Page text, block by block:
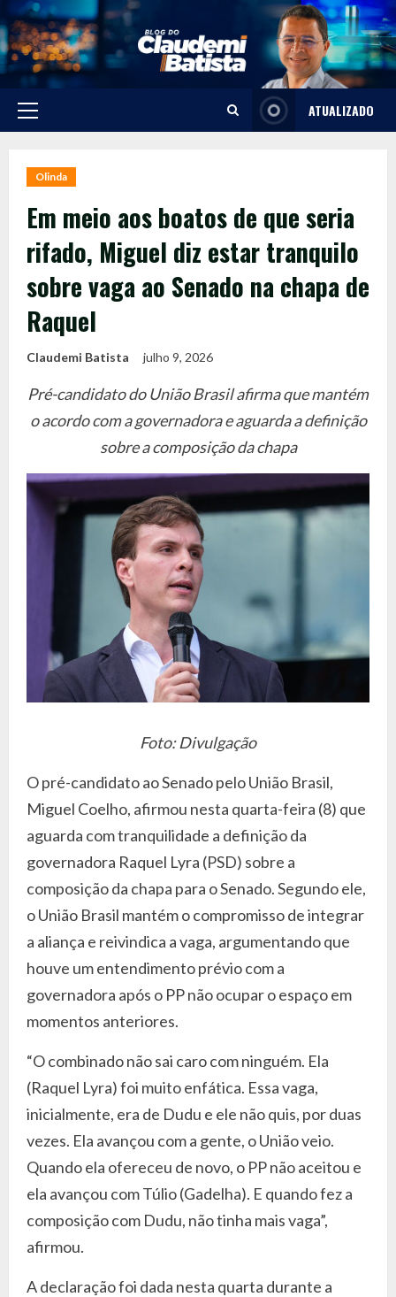
Skip
to
content
Primary
ATUALIZADO
Olinda
Em meio aos boatos de que seria
rifado, Miguel diz estar tranquilo
sobre vaga ao Senado na chapa de
Raquel
Claudemi Batista julho 9, 2026
Pré-candidato do União Brasil afirma que mantém
o acordo com a governadora e aguarda a definição
sobre a composição da chapa
Foto: Divulgação
O pré-candidato ao Senado pelo União Brasil,
Miguel Coelho, afirmou nesta quarta-feira (8) que
aguarda com tranquilidade a definição da
governadora Raquel Lyra (PSD) sobre a
composição da chapa para o Senado. Segundo ele,
o União Brasil mantém o compromisso de integrar
a aliança e reivindica a vaga, argumentando que
houve um entendimento prévio com a
governadora após o PP não ocupar o espaço em
momentos anteriores.
“O combinado não sai caro com ninguém. Ela
(Raquel Lyra) foi muito enfática. Essa vaga,
inicialmente, era de Dudu e ele não quis, por duas
vezes. Ela avançou com a gente, o União veio.
Quando ela ofereceu de novo, o PP não aceitou e
ela avançou com Túlio (Gadelha). E quando fez a
composição com Dudu, não tinha mais vaga”,
afirmou.
A declaração foi dada nesta quarta durante a